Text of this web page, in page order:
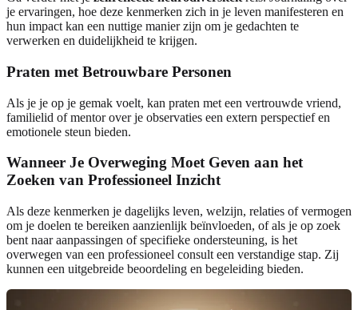
je ervaringen, hoe deze kenmerken zich in je leven manifesteren en
hun impact kan een nuttige manier zijn om je gedachten te
verwerken en duidelijkheid te krijgen.
Praten met Betrouwbare Personen
Als je je op je gemak voelt, kan praten met een vertrouwde vriend,
familielid of mentor over je observaties een extern perspectief en
emotionele steun bieden.
Wanneer Je Overweging Moet Geven aan het
Zoeken van Professioneel Inzicht
Als deze kenmerken je dagelijks leven, welzijn, relaties of vermogen
om je doelen te bereiken aanzienlijk beïnvloeden, of als je op zoek
bent naar aanpassingen of specifieke ondersteuning, is het
overwegen van een professioneel consult een verstandige stap. Zij
kunnen een uitgebreide beoordeling en begeleiding bieden.